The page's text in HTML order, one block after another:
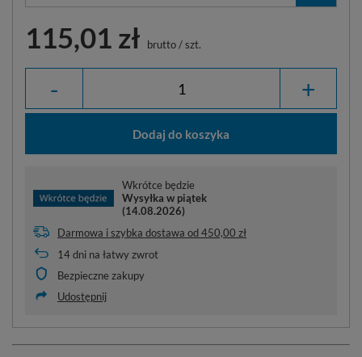
115,01 zł brutto/szt.
- +
Dodaj do koszyka
Wkrótce będzie
Wysyłka w piątek
(14.08.2026)
Darmowa i szybka dostawa od450,00 zł
14dni na łatwy zwrot
Bezpieczne zakupy
Udostępnij